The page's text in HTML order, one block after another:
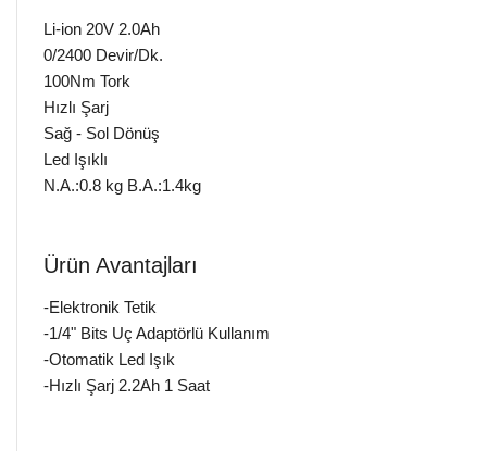
Li-ion 20V 2.0Ah
0/2400 Devir/Dk.
100Nm Tork
Hızlı Şarj
Sağ - Sol Dönüş
Led Işıklı
N.A.:0.8 kg B.A.:1.4kg
Ürün Avantajları
-Elektronik Tetik
-1/4" Bits Uç Adaptörlü Kullanım
-Otomatik Led Işık
-Hızlı Şarj 2.2Ah 1 Saat